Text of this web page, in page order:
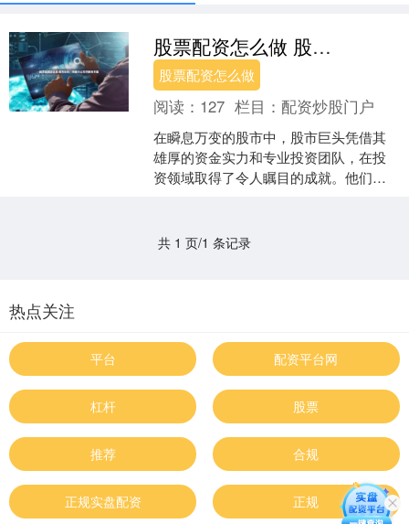
股票配资怎么做 股市巨头：揭秘大公司的投资策略
股票配资怎么做
阅读： 127 栏目：配资炒股门户
在瞬息万变的股市中，股市巨头凭借其
雄厚的资金实力和专业投资团队，在投
资领域取得了令人瞩目的成就。他们的
共 1 页/1 条记录
热点关注
平台 配资平台网
杠杆 股票
推荐 合规
正规实盘配资 正规